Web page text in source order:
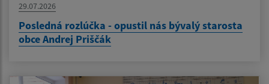
29.07.2026
Posledná rozlúčka - opustil nás bývalý starosta
obce Andrej Priščák